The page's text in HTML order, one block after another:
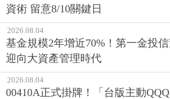
資術 留意8/10關鍵日
2026.08.04
基金規模2年增近70%！第一金投
迎向大資產管理時代
2026.08.04
00410A正式掛牌！「台版主動